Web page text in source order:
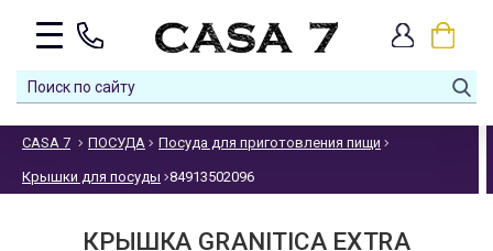
CASA 7 ПОСУДА Посуда для приготовления пищи
Крышки для посуды 84913502096
КРЫШКА GRANITICA EXTRA